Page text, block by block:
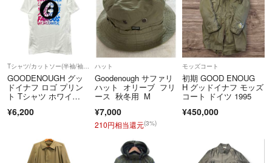
【状態】
・全体的にやや使用感ございます。
目に見えるUSED感以外にも、中古品ということで注意を払っても気が付
Tシャツ/カットソー(半袖/袖なし)
GOODENOUGH グッ
ドイナフ ロゴ プリン
ト Tシャツ ホワイ
品 / 54190
¥6,200
ハット
Goodenough サファリ
ハット オリーブ フリ
ース 秋冬用 M
¥7,000
210円相当還元(3%)
モッズコート
初期 GOOD ENOUG
H グッドイナフ モッズ
コート ドイツ 1995
¥450,000